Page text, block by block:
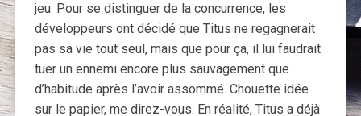
jeu. Pour se distinguer de la concurrence, les
développeurs ont décidé que Titus ne regagnerait
pas sa vie tout seul, mais que pour ça, il lui faudrait
tuer un ennemi encore plus sauvagement que
d’habitude après l’avoir assommé. Chouette idée
sur le papier, me direz-vous. En réalité, Titus a déjà